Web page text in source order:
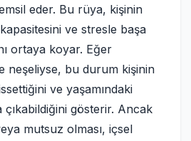
eder. Bu rüya, kişinin
ve stresle başa
ortaya koyar. Eğer
neşeliyse, bu durum kişinin
ve yaşamındaki
gösterir. Ancak
mutsuz olması, içsel